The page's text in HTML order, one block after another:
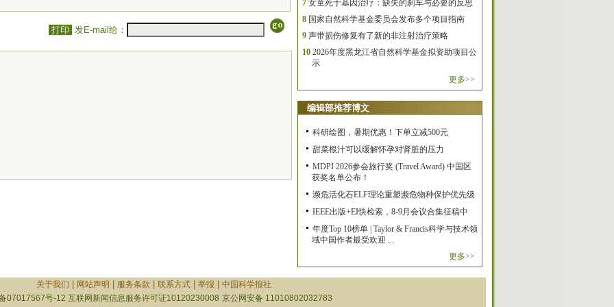
打印 发E-mail给：
7 女童死于基因治疗：缺失的刹车与必要的反思
8 国家自然科学基金委员会发布多个项目指南
9 声带损伤修复有了新的非注射治疗策略
10 2026年度黑龙江省自然科学基金拟资助项目公
示
更多>>
编辑部推荐博文
科研绘图，暑期优惠！下单立减500元
甜菜根汁可以缓解怀孕对肾脏的压力
MDPI 2026参会旅行奖 (Travel Award) 中国区
获奖名单公布！
濒危活化石ELF理论重塑濒危物种保护优先级
IEEE出版+EI快检索，8-9月会议合集征稿中
年度Top 10榜单 | Taylor & Francis科学与技术领
域中国作者最受欢迎 ...
更多>>
关于我们 网站声明 服务条款 联系方式| 举报
中国科学报社
07017567号-12 互联网新闻信息服务许可证10120230008 京公网安备 11010802032783